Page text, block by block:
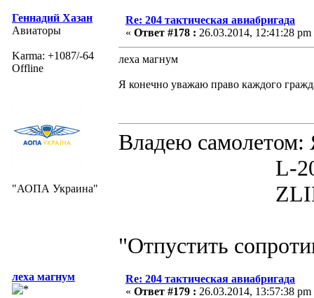
Геннадий Хазан
Авиаторы
Karma: +1087/-64
Offline
"АОПА Украина"
Re: 204 тактическая авиабригада
« Ответ #178 : 26.03.2014, 12:41:28 pm
леха магнум
Я конечно уважаю право каждого
Владею
L-200D
ZLIN 526
"Отпустить
леха магнум
Re: 204 тактическая авиабригада
« Ответ #179 : 26.03.2014, 13:57:38 pm